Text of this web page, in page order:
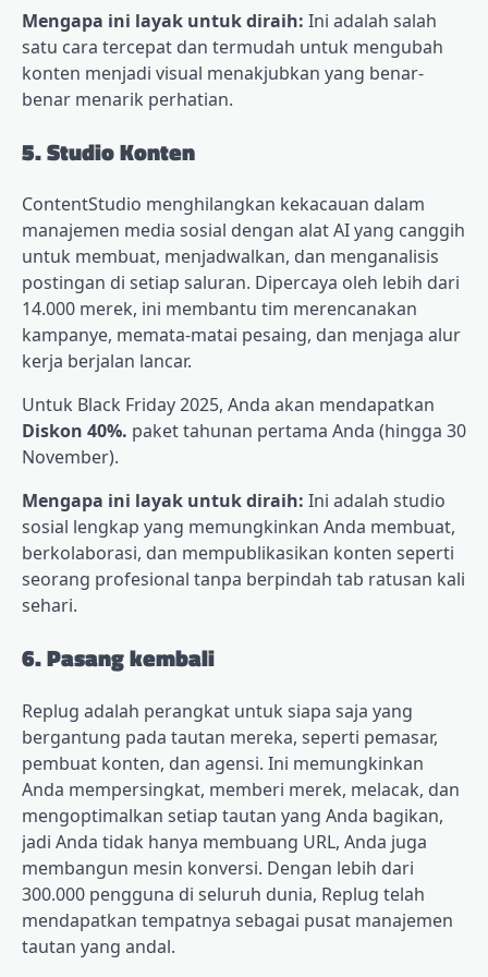
Mengapa ini layak untuk diraih: Ini adalah salah
satu cara tercepat dan termudah untuk mengubah
konten menjadi visual menakjubkan yang benar-
benar menarik perhatian.
5. Studio Konten
ContentStudio menghilangkan kekacauan dalam
manajemen media sosial dengan alat AI yang canggih
untuk membuat, menjadwalkan, dan menganalisis
postingan di setiap saluran. Dipercaya oleh lebih dari
14.000 merek, ini membantu tim merencanakan
kampanye, memata-matai pesaing, dan menjaga alur
kerja berjalan lancar.
Untuk Black Friday 2025, Anda akan mendapatkan
Diskon 40%. paket tahunan pertama Anda (hingga 30
November).
Mengapa ini layak untuk diraih: Ini adalah studio
sosial lengkap yang memungkinkan Anda membuat,
berkolaborasi, dan mempublikasikan konten seperti
seorang profesional tanpa berpindah tab ratusan kali
sehari.
6. Pasang kembali
Replug adalah perangkat untuk siapa saja yang
bergantung pada tautan mereka, seperti pemasar,
pembuat konten, dan agensi. Ini memungkinkan
Anda mempersingkat, memberi merek, melacak, dan
mengoptimalkan setiap tautan yang Anda bagikan,
jadi Anda tidak hanya membuang URL, Anda juga
membangun mesin konversi. Dengan lebih dari
300.000 pengguna di seluruh dunia, Replug telah
mendapatkan tempatnya sebagai pusat manajemen
tautan yang andal.